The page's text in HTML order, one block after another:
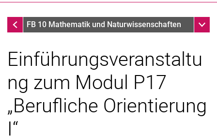
Suchen (öffnet externen Link in einem
InfothekFB 10 Mathematik und Naturwissenschaften
Einführungsveranstaltu
ng zum Modul P17
„Berufliche Orientierung
I“